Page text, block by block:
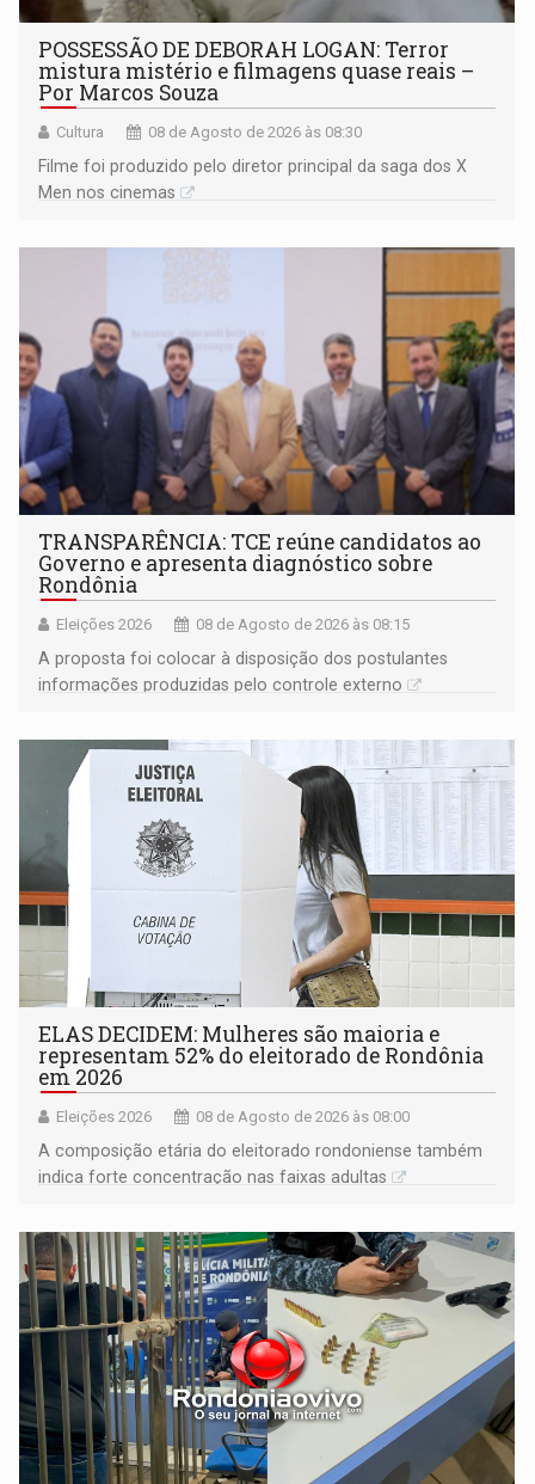
POSSESSÃO DE DEBORAH LOGAN: Terror
mistura mistério e filmagens quase reais –
Por Marcos Souza
Cultura 08 de Agosto de 2026 às 08:30
Filme foi produzido pelo diretor principal da saga dos X
Men nos cinemas
TRANSPARÊNCIA: TCE reúne candidatos ao
Governo e apresenta diagnóstico sobre
Rondônia
Eleições 2026 08 de Agosto de 2026 às 08:15
A proposta foi colocar à disposição dos postulantes
informações produzidas pelo controle externo
ELAS DECIDEM: Mulheres são maioria e
representam 52% do eleitorado de Rondônia
em 2026
Eleições 2026 08 de Agosto de 2026 às 08:00
A composição etária do eleitorado rondoniense também
indica forte concentração nas faixas adultas